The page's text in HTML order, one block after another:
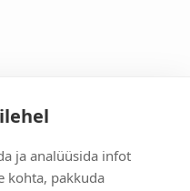
ja analüüsida infot
kohta, pakkuda